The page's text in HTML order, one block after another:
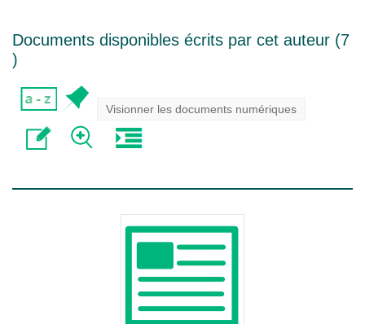
Documents disponibles écrits par cet auteur (7
)
Visionner les documents numériques